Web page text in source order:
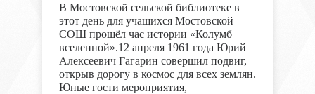
В Мостовской сельской библиотеке в
этот день для учащихся Мостовской
СОШ прошёл час истории «Колумб
вселенной».12 апреля 1961 года Юрий
Алексеевич Гагарин совершил подвиг,
открыв дорогу в космос для всех землян.
Юные гости мероприятия,